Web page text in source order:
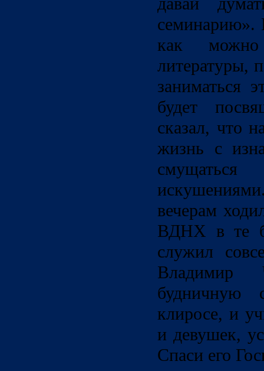
семинарию».
как
литературы,
заниматься
будет
сказал, что
жизнь с
вечерам
ВДНХ в те
служил
будничную
клиросе, и
и девушек,
Спаси его